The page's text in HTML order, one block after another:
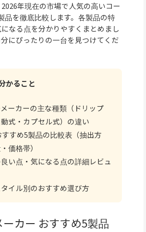
年現在の市場で人気の高いコー
品を徹底比較します。各製品の特
なる点を分かりやすくまとめまし
にぴったりの一台を見つけてくだ
かること
ーカーの主な種類（ドリップ
式・カプセル式）の違い
すすめ5製品の比較表（抽出方
価格帯）
い点・気になる点の詳細レビュ
イル別のおすすめ選び方
ーカー おすすめ5製品